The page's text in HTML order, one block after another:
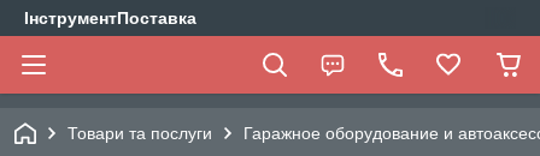
ІнструментПоставка
Товари та послуги Гаражное оборудование и